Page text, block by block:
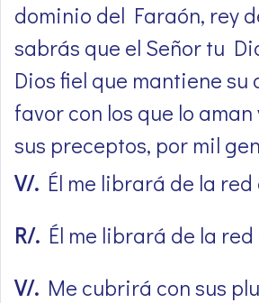
dominio del Faraón, rey
sabrás que el Señor tu
Dios fiel que mantiene su
favor con los que lo
sus preceptos, por mil
V/. Él me librará de la
R/. Él me librará de la
V/. Me cubrirá con sus